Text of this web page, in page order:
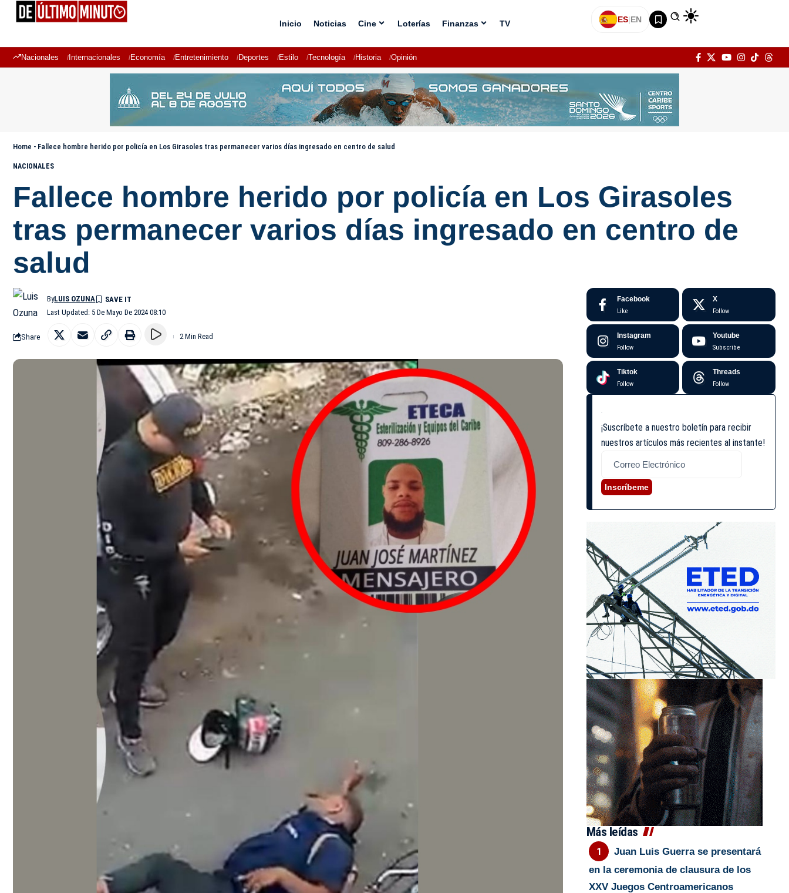
Inicio Noticias Cine Loterías Finanzas TV ES|EN
Nacionales Internacionales Economía Entretenimiento Deportes Estilo Tecnología Historia Opinión
Home - Fallece hombre herido por policía en Los Girasoles tras permanecer varios días ingresado en centro de salud
NACIONALES
Fallece hombre herido por policía en Los Girasoles
tras permanecer varios días ingresado en centro de
salud
Last Updated: 5 De Mayo De 2024 08:10
ByLUIS OZUNA
Share 2 Min Read
Facebook
Like
X
Follow
Instagram
Follow
Youtube
Subscribe
Tiktok
Follow
Threads
Follow
¡Suscríbete a nuestro boletín para recibir
nuestros artículos más recientes al instante!
Inscríbeme
Más leídas
Juan Luis Guerra se presentará
en la ceremonia de clausura de los
XXV Juegos Centroamericanos